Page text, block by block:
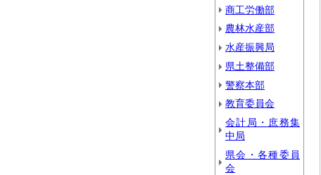
商工労働部
農林水産部
水産振興局
県土整備部
警察本部
教育委員会
会計局・庶務集
中局
県会・各種委員
会